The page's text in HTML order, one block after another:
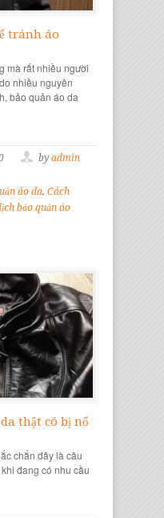
tránh áo
mà rất nhiều người
nhiều nguyên
bảo quản áo da
by admin
áo da, Cách
bảo quản áo
thật có bị nổ
chắn đây là câu
đang có nhu cầu